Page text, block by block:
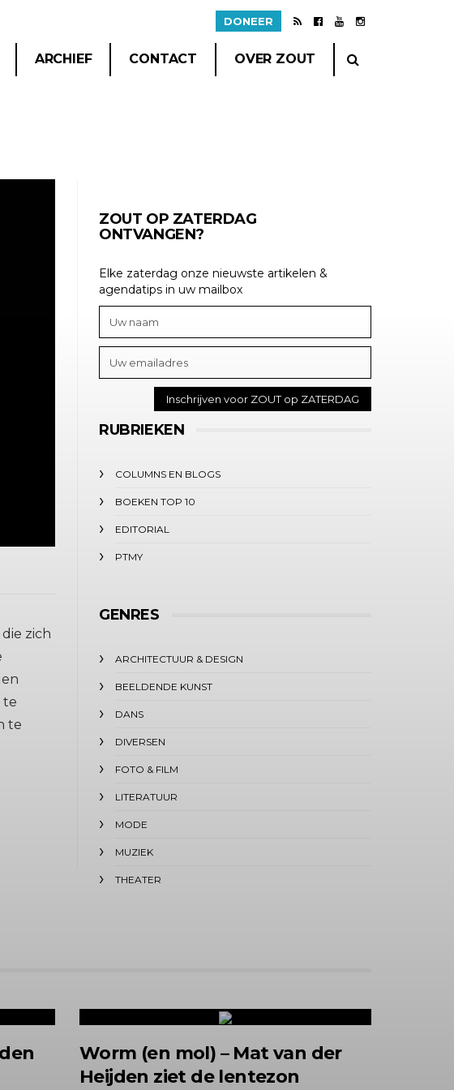
DONEER
ARCHIEF CONTACT OVER ZOUT
zich
te
te
ZOUT OP ZATERDAG
ONTVANGEN?
Elke zaterdag onze nieuwste artikelen &
agendatips in uw mailbox
RUBRIEKEN
COLUMNS EN BLOGS
BOEKEN TOP 10
EDITORIAL
PTMY
GENRES
ARCHITECTUUR & DESIGN
BEELDENDE KUNST
DANS
DIVERSEN
FOTO & FILM
LITERATUUR
MODE
MUZIEK
THEATER
Worm (en mol) – Mat van der
Heijden ziet de lentezon